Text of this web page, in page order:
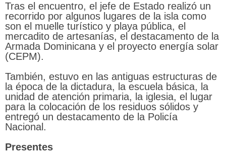
Tras el encuentro, el jefe de Estado realizó un
recorrido por algunos lugares de la isla como
son el muelle turístico y playa pública, el
mercadito de artesanías, el destacamento de la
Armada Dominicana y el proyecto energía solar
(CEPM).
También, estuvo en las antiguas estructuras de
la época de la dictadura, la escuela básica, la
unidad de atención primaria, la iglesia, el lugar
para la colocación de los residuos sólidos y
entregó un destacamento de la Policía
Nacional.
Presentes